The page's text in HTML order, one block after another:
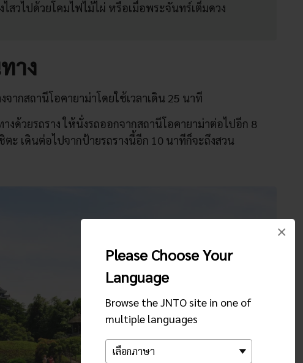
Please Choose Your
Language
Browse the JNTO site in one of
multiple languages
×
สวไปด้วยโคมไฟไม้ไผ่ หรือเมื่อพระจันทร์เต็มดวง
าง
ากสถานีโอคายาม่าโดยใช้เวลาเดิน 25 นาที
งด้วยรถราง ให้นั่งรถออกจากสถานีโอคายาม่าต่อไปอีก 8
ะ เดินต่อไปจากป้ายรถรางนี้อีก 10 นาทีก็จะถึงสวน